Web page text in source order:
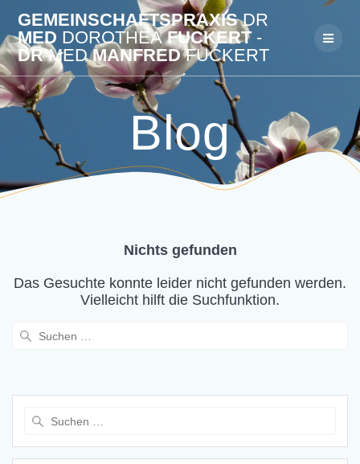
Zum
Inhalt
springen
GEMEINSCHAFTSPRAXISDR
MED DOROTHEAFUCKERT-
DRMEDMANFREDFUCKERT
Blog
Nichts gefunden
Das Gesuchte konnte leider nicht gefunden werden.
Vielleicht hilft die Suchfunktion.